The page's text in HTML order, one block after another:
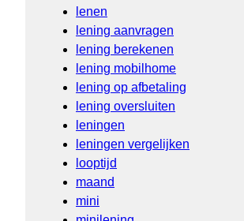
lenen
lening aanvragen
lening berekenen
lening mobilhome
lening op afbetaling
lening oversluiten
leningen
leningen vergelijken
looptijd
maand
mini